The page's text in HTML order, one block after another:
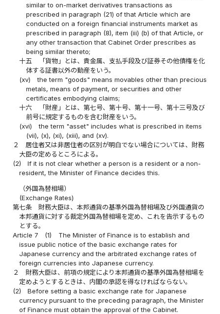
similar to on-market derivatives transactions as
prescribed in paragraph (21) of that Article which are
conducted on a foreign financial instruments market as
prescribed in paragraph (8), item (iii) (b) of that Article, or
any other transaction that Cabinet Order prescribes as
being similar thereto;
十五
「貨物」とは、貴金属、支払手段及び証券その他債権を化
体する証書以外の動産をいう。
(xv)
the term "goods" means movables other than precious
metals, means of payment, or securities and other
certificates embodying claims;
十六
「財産」とは、第七号、第十号、第十一号、第十三号及び
前号に規定するものを含む財産をいう。
(xvi)
the term "asset" includes what is prescribed in items
(vii), (x), (xi), (xiii), and (xv).
２
居住者又は非居住者の区別が明白でない場合については、財務
大臣の定めるところによる。
(2)
If it is not clear whether a person is a resident or a non-
resident, the Minister of Finance decides this.
（外国為替相場）
(Exchange Rates)
第七条
財務大臣は、本邦通貨の基準外国為替相場及び外国通貨の
本邦通貨に対する裁定外国為替相場を定め、これを告示するもの
とする。
Article 7
(1)
The Minister of Finance is to establish and
issue public notice of the basic exchange rates for
Japanese currency and the arbitrated exchange rates of
foreign currencies into Japanese currency.
２
財務大臣は、前項の規定により本邦通貨の基準外国為替相場を
定めようとするときは、内閣の承認を得なければならない。
(2)
Before setting a basic exchange rate for Japanese
currency pursuant to the preceding paragraph, the Minister
of Finance must obtain the approval of the Cabinet.